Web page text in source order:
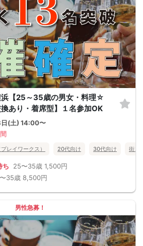
浜【25～35歳の男女・料理☆
あり・着席型】１名参加OK
(土) 14:00〜
レイワークス） 20代向け 30代向け 街コ
ち 25〜35歳 1,500円
35歳 8,500円
男性急募！